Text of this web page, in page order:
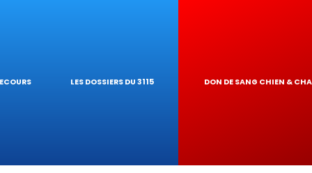
DE TOXICITÉ
LES DOSSIERS DU 3115 DON DE SANG CHIEN &